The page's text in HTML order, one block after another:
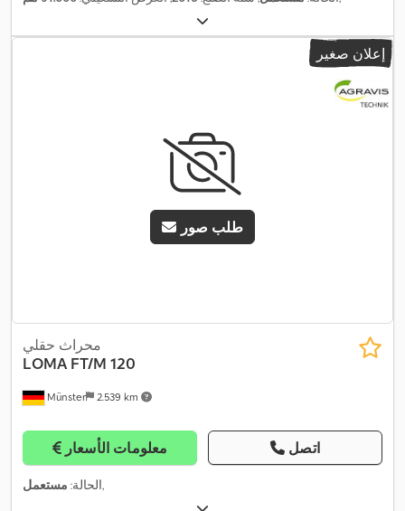
إعلان صغير
طلب صور
Münster 2.539 km
محراث حقلي
LOMA FT/M 120
معلومات الأسعار اتصل
الحالة: مستعمل ,